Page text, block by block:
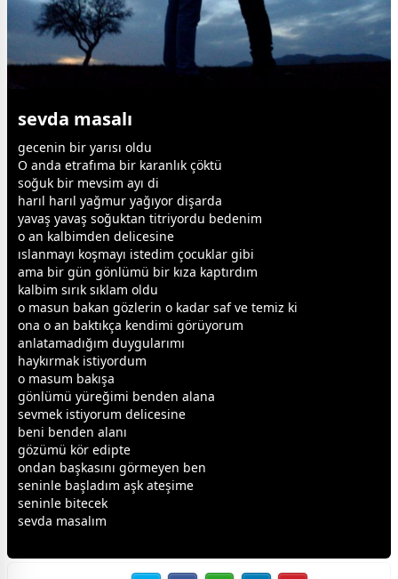
sevda masalı
gecenin bir yarısı oldu
O anda etrafıma bir karanlık çöktü
soğuk bir mevsim ayı di
harıl harıl yağmur yağıyor dişarda
yavaş yavaş soğuktan titriyordu bedenim
o an kalbimden delicesine
ıslanmayı koşmayı istedim çocuklar gibi
ama bir gün gönlümü bir kıza kaptırdım
kalbim sırık sıklam oldu
o masun bakan gözlerin o kadar saf ve temiz ki
ona o an baktıkça kendimi görüyorum
anlatamadığım duygularımı
haykırmak istiyordum
o masum bakışa
gönlümü yüreğimi benden alana
sevmek istiyorum delicesine
beni benden alanı
gözümü kör edipte
ondan başkasını görmeyen ben
seninle başladım aşk ateşime
seninle bitecek
sevda masalım